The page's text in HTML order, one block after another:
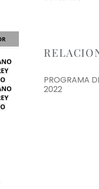
PROGRAMA
2022